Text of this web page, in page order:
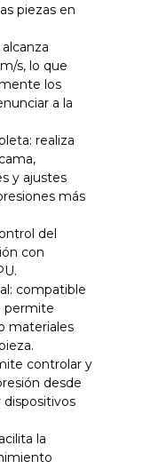
piezas en
s, lo que
los
a la
realiza
y ajustes
más
del
con
compatible
permite
materiales
controlar y
desde
la